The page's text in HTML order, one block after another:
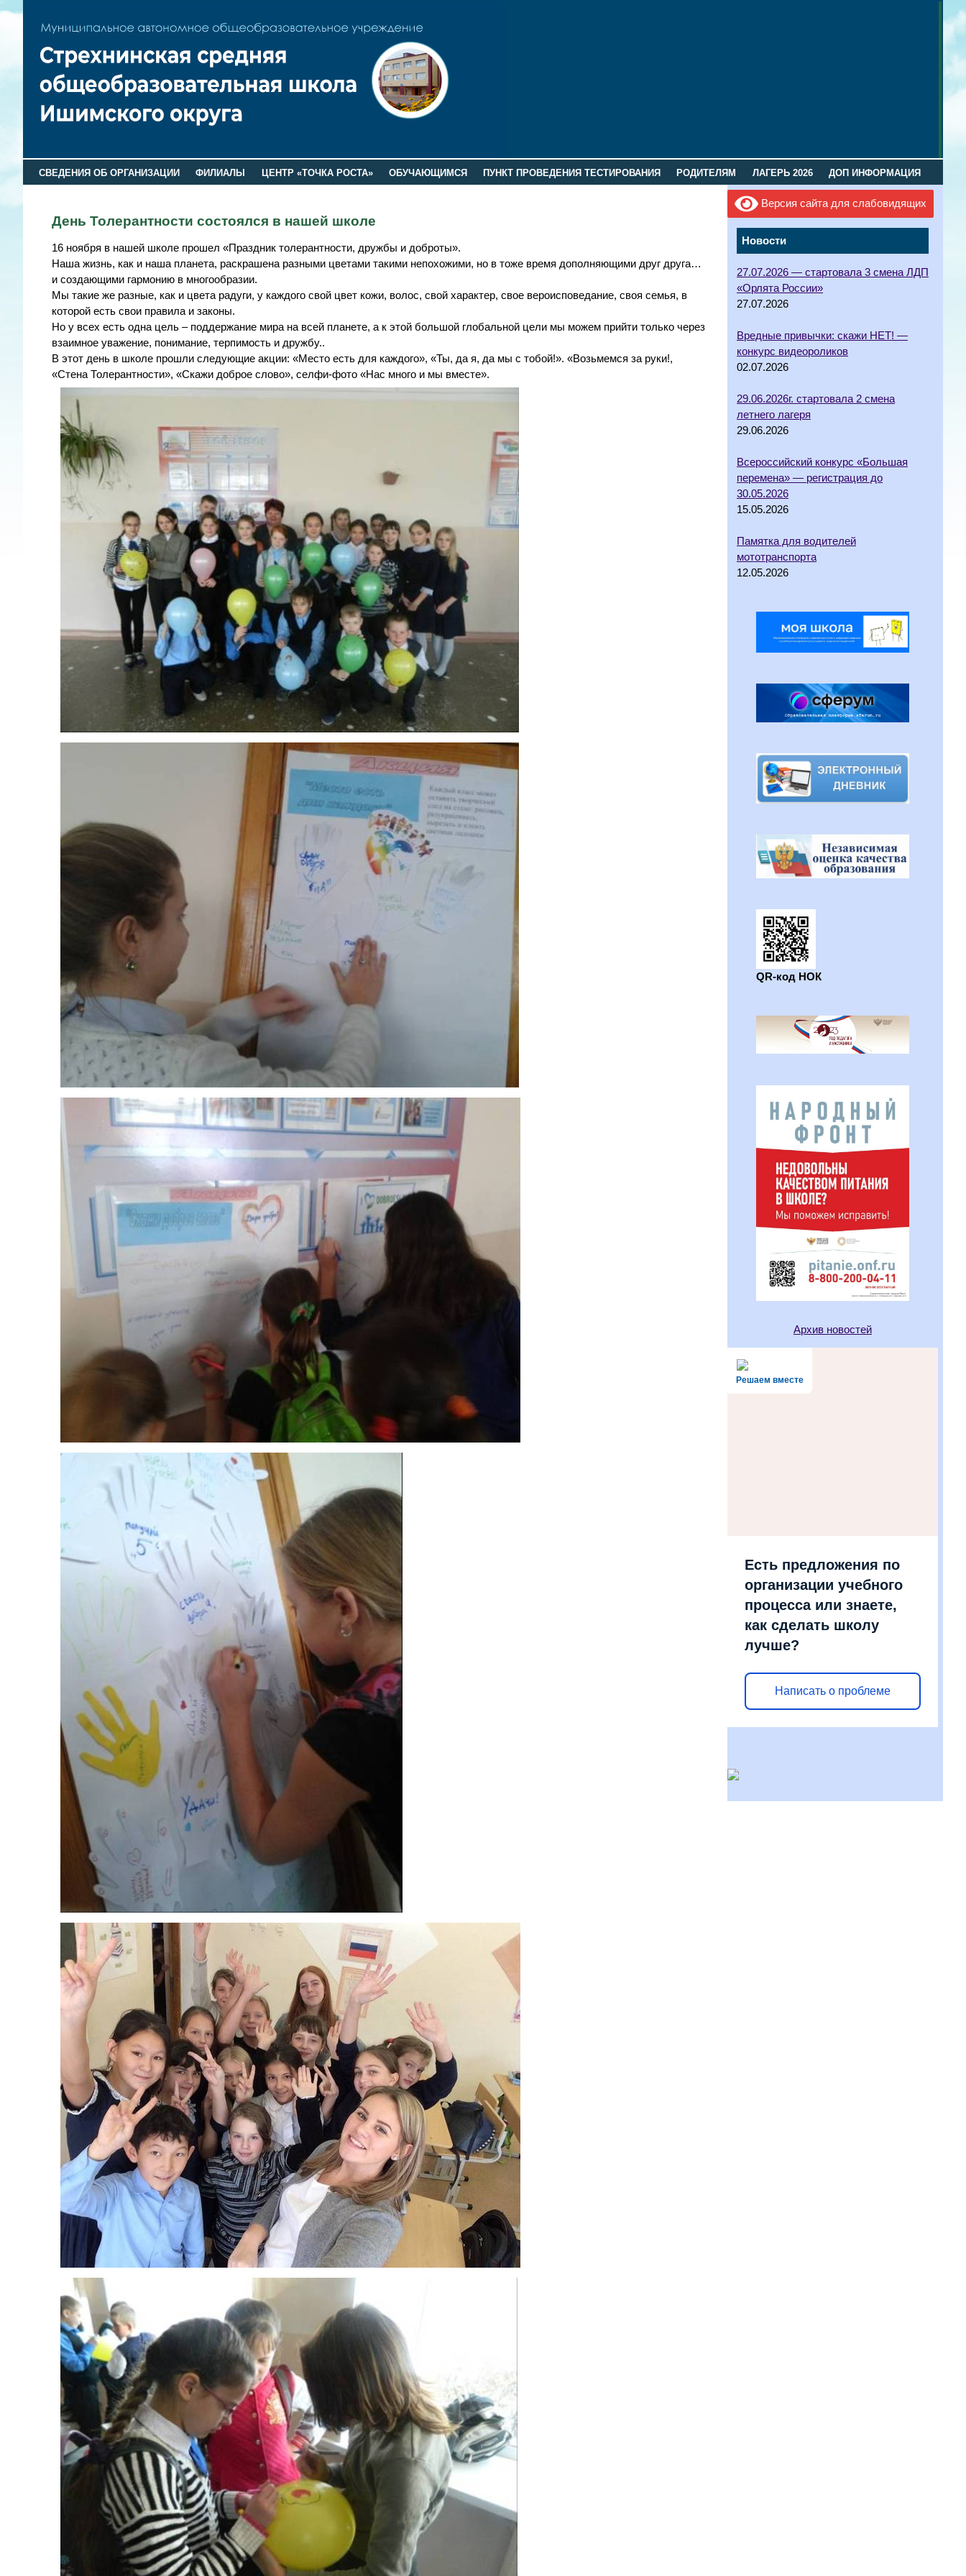
СВЕДЕНИЯ ОБ ОРГАНИЗАЦИИ ФИЛИАЛЫ ЦЕНТР «ТОЧКА РОСТА» ОБУЧАЮЩИМСЯ ПУНКТ ПРОВЕДЕНИЯ ТЕСТИРОВАНИЯ РОДИТЕЛЯМ ЛАГЕРЬ 2026 ДОП ИНФОРМАЦИЯ
Версия сайта для слабовидящих
Новости
27.07.2026 — стартовала 3 смена ЛДП
«Орлята России»
27.07.2026
Вредные привычки: скажи НЕТ! —
конкурс видеороликов
02.07.2026
29.06.2026г. стартовала 2 смена
летнего лагеря
29.06.2026
Всероссийский конкурс «Большая
перемена» — регистрация до
30.05.2026
15.05.2026
Памятка для водителей
мототранспорта
12.05.2026
QR-код НОК
Архив новостей
Решаем вместе
Есть предложения по
организации учебного
процесса или знаете,
как сделать школу
лучше?
Написать о проблеме
День Толерантности состоялся в нашей школе
16 ноября в нашей школе прошел «Праздник толерантности, дружбы и доброты».
Наша жизнь, как и наша планета, раскрашена разными цветами такими непохожими, но в тоже время дополняющими друг друга…
и создающими гармонию в многообразии.
Мы такие же разные, как и цвета радуги, у каждого свой цвет кожи, волос, свой характер, свое вероисповедание, своя семья, в
которой есть свои правила и законы.
Но у всех есть одна цель – поддержание мира на всей планете, а к этой большой глобальной цели мы можем прийти только через
взаимное уважение, понимание, терпимость и дружбу..
В этот день в школе прошли следующие акции: «Место есть для каждого», «Ты, да я, да мы с тобой!». «Возьмемся за руки!,
«Стена Толерантности», «Скажи доброе слово», селфи-фото «Нас много и мы вместе».